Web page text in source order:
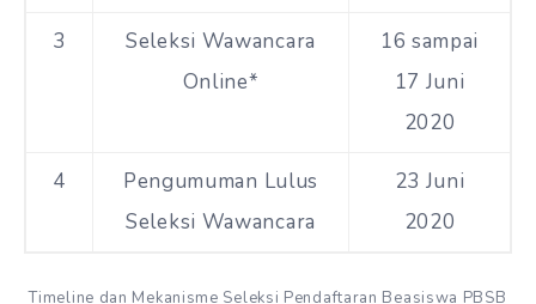
3
Seleksi Wawancara
Online*
16 sampai
17 Juni
2020
4
Pengumuman Lulus
Seleksi Wawancara
23 Juni
2020
Timeline dan Mekanisme Seleksi Pendaftaran Beasiswa PBSB